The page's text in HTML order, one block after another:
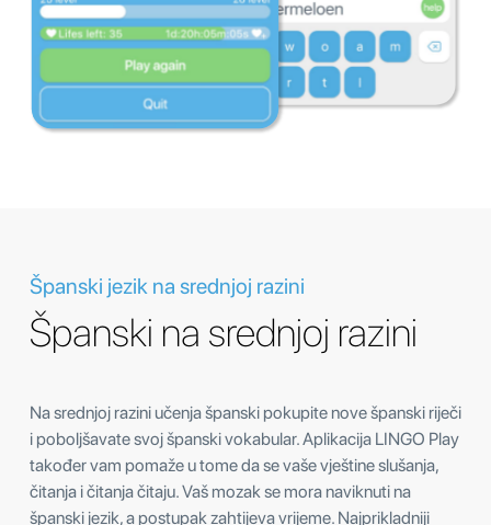
Španski jezik na srednjoj razini
Španski na srednjoj razini
Na srednjoj razini učenja španski pokupite nove španski riječi
i poboljšavate svoj španski vokabular. Aplikacija LINGO Play
također vam pomaže u tome da se vaše vještine slušanja,
čitanja i čitanja čitaju. Vaš mozak se mora naviknuti na
španski jezik, a postupak zahtijeva vrijeme. Najprikladniji